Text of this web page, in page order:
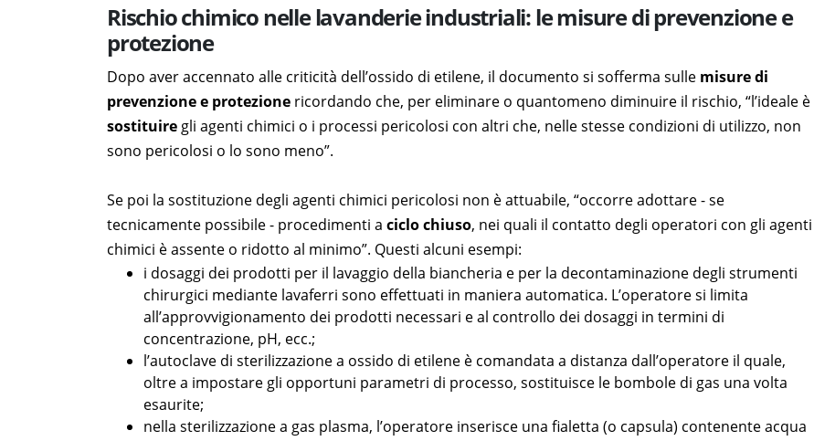
Rischio chimico nelle lavanderie industriali: le misure di prevenzione e
protezione
Dopo aver accennato alle criticità dell’ossido di etilene, il documento si sofferma sulle misure di
prevenzione e protezione ricordando che, per eliminare o quantomeno diminuire il rischio, “l’ideale è
sostituire gli agenti chimici o i processi pericolosi con altri che, nelle stesse condizioni di utilizzo, non
sono pericolosi o lo sono meno”.
Se poi la sostituzione degli agenti chimici pericolosi non è attuabile, “occorre adottare - se
tecnicamente possibile - procedimenti a ciclo chiuso, nei quali il contatto degli operatori con gli agenti
chimici è assente o ridotto al minimo”. Questi alcuni esempi:
i dosaggi dei prodotti per il lavaggio della biancheria e per la decontaminazione degli strumenti
chirurgici mediante lavaferri sono effettuati in maniera automatica. L’operatore si limita
all’approvvigionamento dei prodotti necessari e al controllo dei dosaggi in termini di
concentrazione, pH, ecc.;
l’autoclave di sterilizzazione a ossido di etilene è comandata a distanza dall’operatore il quale,
oltre a impostare gli opportuni parametri di processo, sostituisce le bombole di gas una volta
esaurite;
nella sterilizzazione a gas plasma, l’operatore inserisce una fialetta (o capsula) contenente acqua